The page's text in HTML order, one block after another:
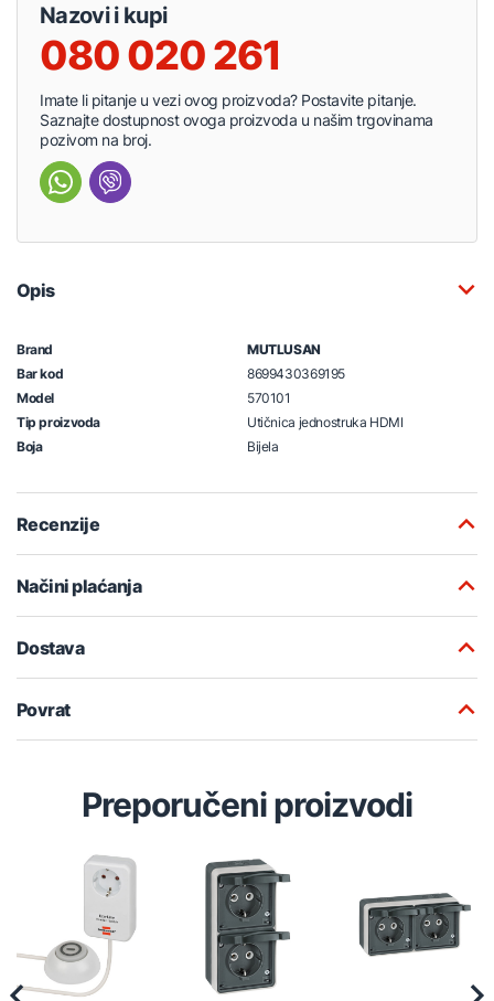
Nazovi i kupi
080 020 261
Imate li pitanje u vezi ovog proizvoda? Postavite pitanje.
Saznajte dostupnost ovoga proizvoda u našim trgovinama
pozivom na broj.
Opis
Brand
MUTLUSAN
Bar kod
8699430369195
Model
570101
Tip proizvoda
Utičnica jednostruka HDMI
Boja
Bijela
Recenzije
Načini plaćanja
Dostava
Povrat
Preporučeni proizvodi